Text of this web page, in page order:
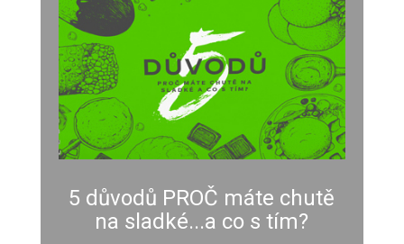
5 důvodů PROČ máte chutě
na sladké...a co s tím?